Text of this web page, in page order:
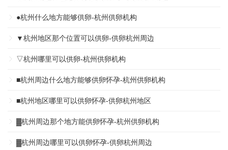
●杭州什么地方能够供卵-杭州供卵机构
▼杭州地区那个位置可以供卵-供卵杭州周边
▽杭州哪里可以供卵-杭州供卵机构
■杭州周边什么地方能够供卵怀孕-杭州供卵机构
■杭州地区哪里可以供卵怀孕-供卵杭州地区
▓杭州周边那个地方能供卵怀孕-杭州供卵机构
▓杭州周边哪里可以供卵怀孕-供卵杭州周边